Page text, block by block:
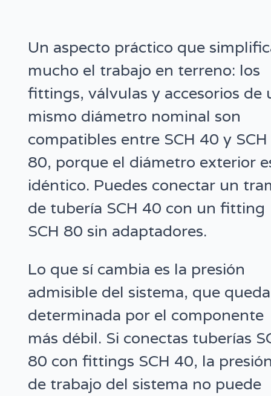
Un aspecto práctico que
mucho el trabajo en terreno: los
fittings, válvulas y accesorios de
mismo diámetro nominal son
compatibles entre SCH 40 y SCH
80, porque el diámetro exterior
idéntico. Puedes conectar un
de tubería SCH 40 con un fitting
SCH 80 sin adaptadores.
Lo que sí cambia es la presión
admisible del sistema, que queda
determinada por el componente
más débil. Si conectas tuberías
80 con fittings SCH 40, la
de trabajo del sistema no puede